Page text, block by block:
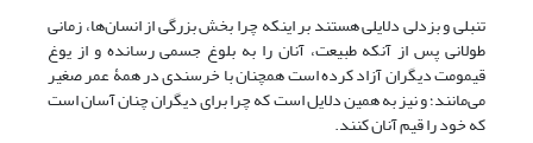
تنبلی و بزدلی دلایلی هستند بر اینکه چرا بخش بزرگی از انسان‌ها، زمانی
طولانی پس از آنکه طبیعت، آنان را به بلوغ جسمی رسانده و از یوغ
قیمومت دیگران آزاد کرده است همچنان با خرسندی در همۀ عمر صغیر
می‌مانند؛ و نیز به همین دلایل است که چرا برای دیگران چنان آسان است
که خود را قیم آنان کنند.